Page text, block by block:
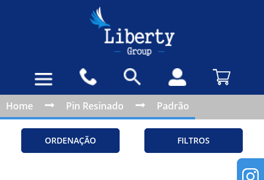
Home Pin Resinado Padrão
ORDENAÇÃO FILTROS